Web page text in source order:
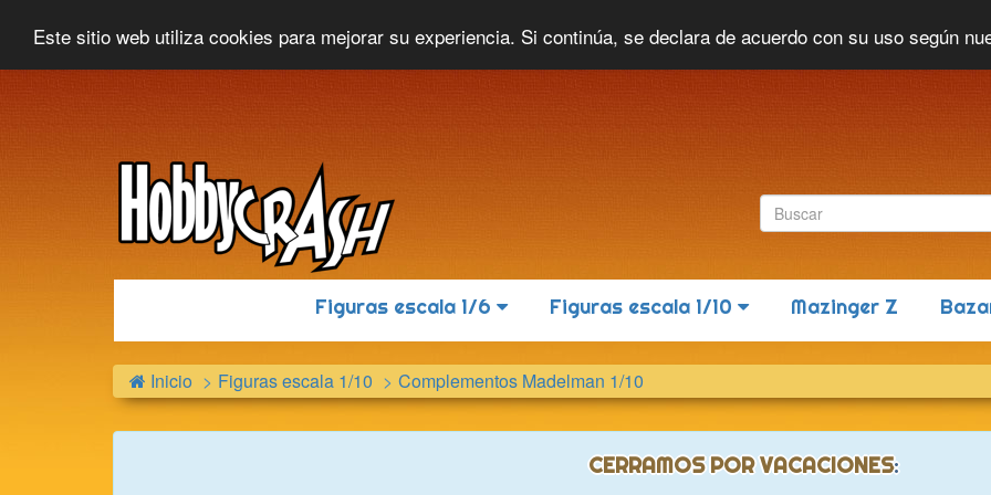
Este sitio web utiliza cookies para mejorar su experiencia. Si continúa, se declara de acuerdo con su uso según
Hobbycrash Novedades Contacto Idioma actual: Español
Figuras escala 1/6 Figuras escala 1/10 Mazinger Z
Inicio Figuras escala 1/10 Complementos Madelman 1/10
CERRAMOS POR VACACIONES: